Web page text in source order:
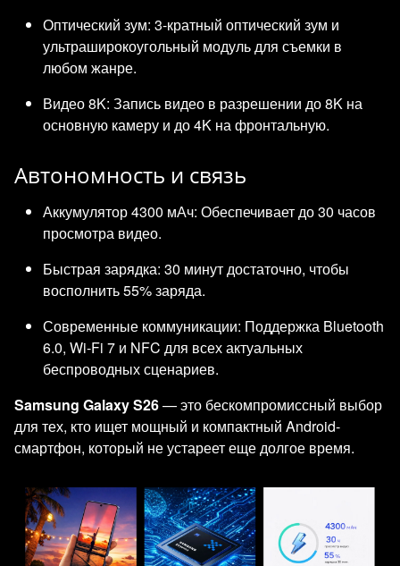
Оптический зум: 3-кратный оптический зум и
ультраширокоугольный модуль для съемки в
любом жанре.
Видео 8K: Запись видео в разрешении до 8K на
основную камеру и до 4K на фронтальную.
Автономность и связь
Аккумулятор 4300 мАч: Обеспечивает до 30 часов
просмотра видео.
Быстрая зарядка: 30 минут достаточно, чтобы
восполнить 55% заряда.
Современные коммуникации: Поддержка Bluetooth
6.0, Wi-Fi 7 и NFC для всех актуальных
беспроводных сценариев.
Samsung Galaxy S26— это бескомпромиссный выбор
для тех, кто ищет мощный и компактный Android-
смартфон, который не устареет еще долгое время.